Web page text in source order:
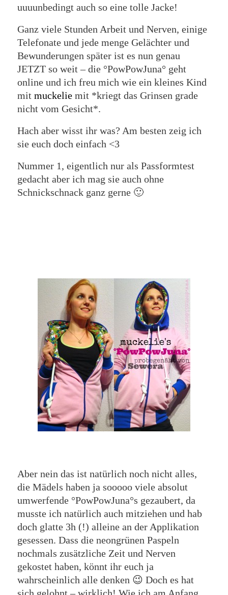
uuuunbedingt auch so eine tolle Jacke!
Ganz viele Stunden Arbeit und Nerven, einige
Telefonate und jede menge Gelächter und
Bewunderungen später ist es nun genau
JETZT so weit – die °PowPowJuna° geht
online und ich freu mich wie ein kleines Kind
mit muckeliemit *kriegt das Grinsen grade
nicht vom Gesicht*.
Hach aber wisst ihr was? Am besten zeig ich
sie euch doch einfach <3
Nummer 1, eigentlich nur als Passformtest
gedacht aber ich mag sie auch ohne
Schnickschnack ganz gerne 🙂
Aber nein das ist natürlich noch nicht alles,
die Mädels haben ja sooooo viele absolut
umwerfende °PowPowJuna°s gezaubert, da
musste ich natürlich auch mitziehen und hab
doch glatte 3h (!) alleine an der Applikation
gesessen. Dass die neongrünen Paspeln
nochmals zusätzliche Zeit und Nerven
gekostet haben, könnt ihr euch ja
wahrscheinlich alle denken 😉 Doch es hat